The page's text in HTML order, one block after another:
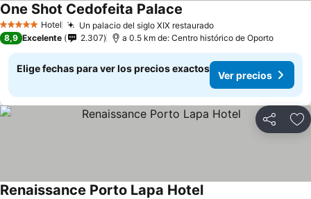
5 Estrellas Hotel Un palacio del siglo XIX restaurado
One Shot Cedofeita Palace
8,9 Excelente 2.307 a 0.5 km de: Centro histórico de Oporto
Elige fechas para ver los precios exactos
Ver precios
Compartir
Renaissance Porto Lapa Hotel